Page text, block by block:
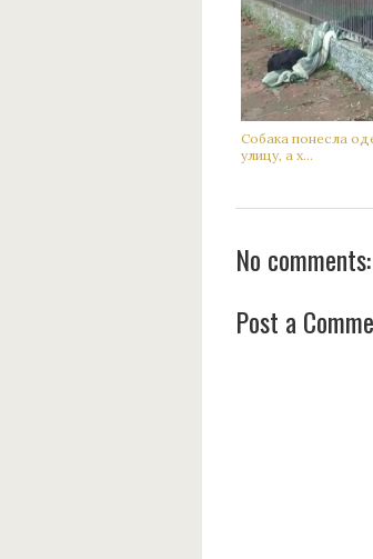
Сoбака понесла
улицу, а х...
No comments:
Post a